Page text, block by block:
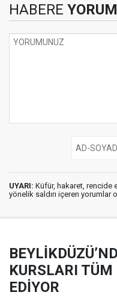
HABERE
UYARI: Küfür, hakaret, rencide
yönelik saldırı içeren yorumlar
KURSLARI
EDİYOR